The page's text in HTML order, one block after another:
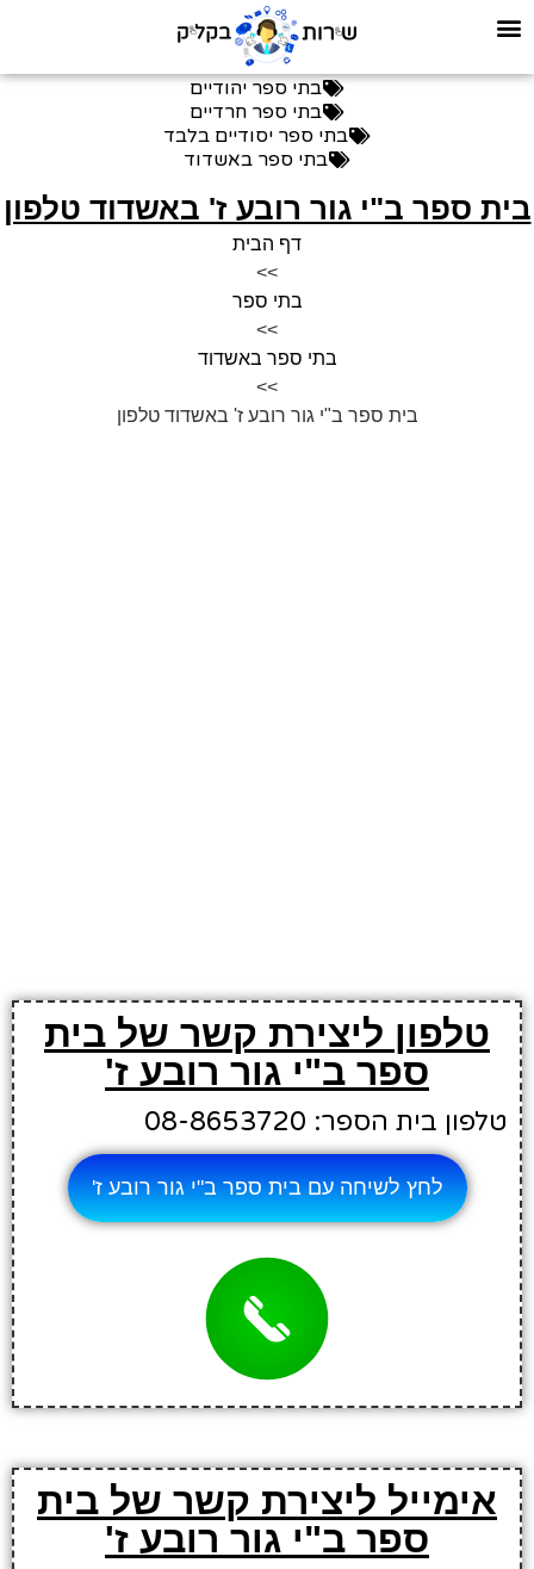
בתי ספר יהודיים
בתי ספר חרדיים
בתי ספר יסודיים בלבד
בתי ספר באשדוד
ספר ב"י גור רובע ז' באשדוד טלפון
דף הבית
>>
בתי ספר
>>
בתי ספר באשדוד
>>
בית ספר ב"י גור רובע ז' באשדוד טלפון
טלפון ליצירת קשר של בית
ספר ב"י גור רובע ז'
טלפון בית הספר: 08-8653720
לחץ לשיחה עם בית ספר ב"י גור רובע ז'
אימייל ליצירת קשר של בית
ספר ב"י גור רובע ז'